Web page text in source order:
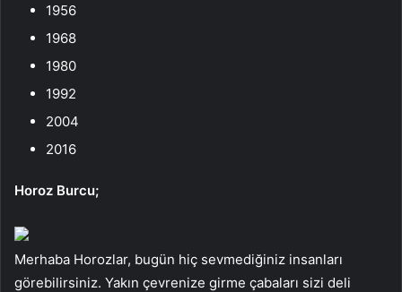
1956
1968
1980
1992
2004
2016
Horoz Burcu;
Merhaba Horozlar, bugün hiç sevmediğiniz insanları
görebilirsiniz. Yakın çevrenize girme çabaları sizi deli